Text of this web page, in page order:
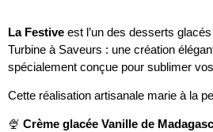
La Festive est l’un des desserts
Turbine à Saveurs : une création
spécialement conçue pour sublimer
Cette réalisation artisanale marie à la
🍨 Crème glacée Vanille de